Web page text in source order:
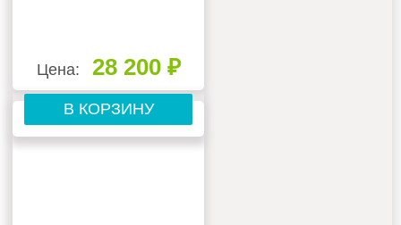
Цена: 28 200 ₽
В КОРЗИНУ